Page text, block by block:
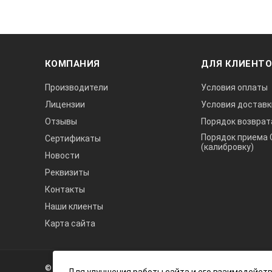
вызов основных режимов
индикация требуемого и
постоянное отображение
специализированных версий -
автоматическое запоминание
КОМПАНИЯ
Производители
Лицензии
Отзывы
Сертификаты
Новости
Реквизиты
Контакты
Наши клиенты
Карта сайта
ДЛЯ
Условия оплаты
Условия
Порядок
Порядок приема
(калибровку)
© 2026 А3 Инжиниринг Обращаем Ваше внимание на то, что